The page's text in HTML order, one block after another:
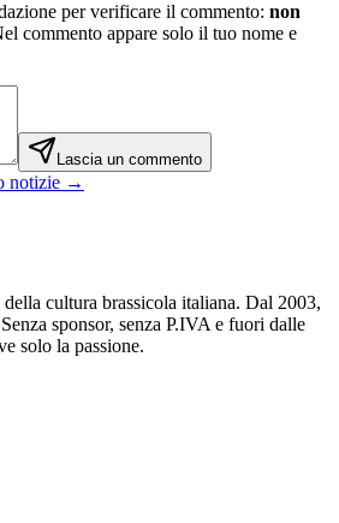
per verificare il commento: non
commento appare solo il tuo nome e
Lascia un commento
notizie →
cultura brassicola italiana. Dal 2003,
sponsor, senza P.IVA e fuori dalle
solo la passione.